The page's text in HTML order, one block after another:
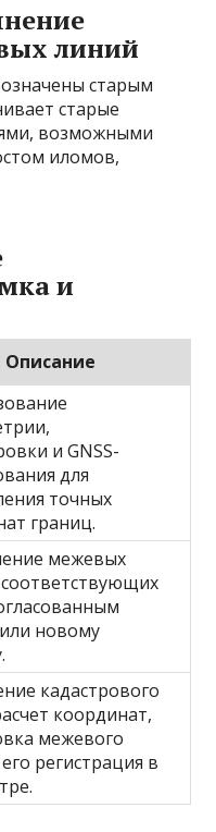
линий
старым
старые
возможными
иломов,
и
Описание
и GNSS-
для
точных
границ.
межевых
новому
кадастрового
координат,
межевого
регистрация в